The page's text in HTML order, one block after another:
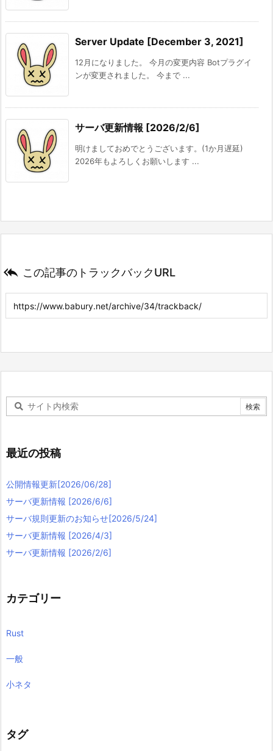
Server Update [December 3, 2021]
12月になりました。 今月の変更内容 Botプラグイ
ンが変更されました。 今まで ...
サーバ更新情報 [2026/2/6]
明けましておめでとうございます。(1か月遅延)
2026年もよろしくお願いします ...
 この記事のトラックバックURL
最近の投稿
公開情報更新[2026/06/28]
サーバ更新情報 [2026/6/6]
サーバ規則更新のお知らせ[2026/5/24]
サーバ更新情報 [2026/4/3]
サーバ更新情報 [2026/2/6]
カテゴリー
Rust
一般
小ネタ
タグ